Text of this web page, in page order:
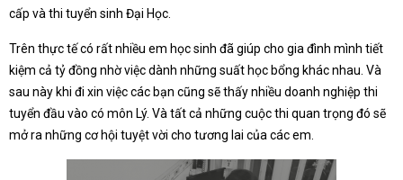
cấp và thi tuyển sinh Đại Học.
Trên thực tế có rất nhiều em học sinh đã giúp cho gia đình mình tiết
kiệm cả tỷ đồng nhờ việc dành những suất học bổng khác nhau. Và
sau này khi đi xin việc các bạn cũng sẽ thấy nhiều doanh nghiệp thi
tuyển đầu vào có môn Lý. Và tất cả những cuộc thi quan trọng đó sẽ
mở ra những cơ hội tuyệt vời cho tương lai của các em.